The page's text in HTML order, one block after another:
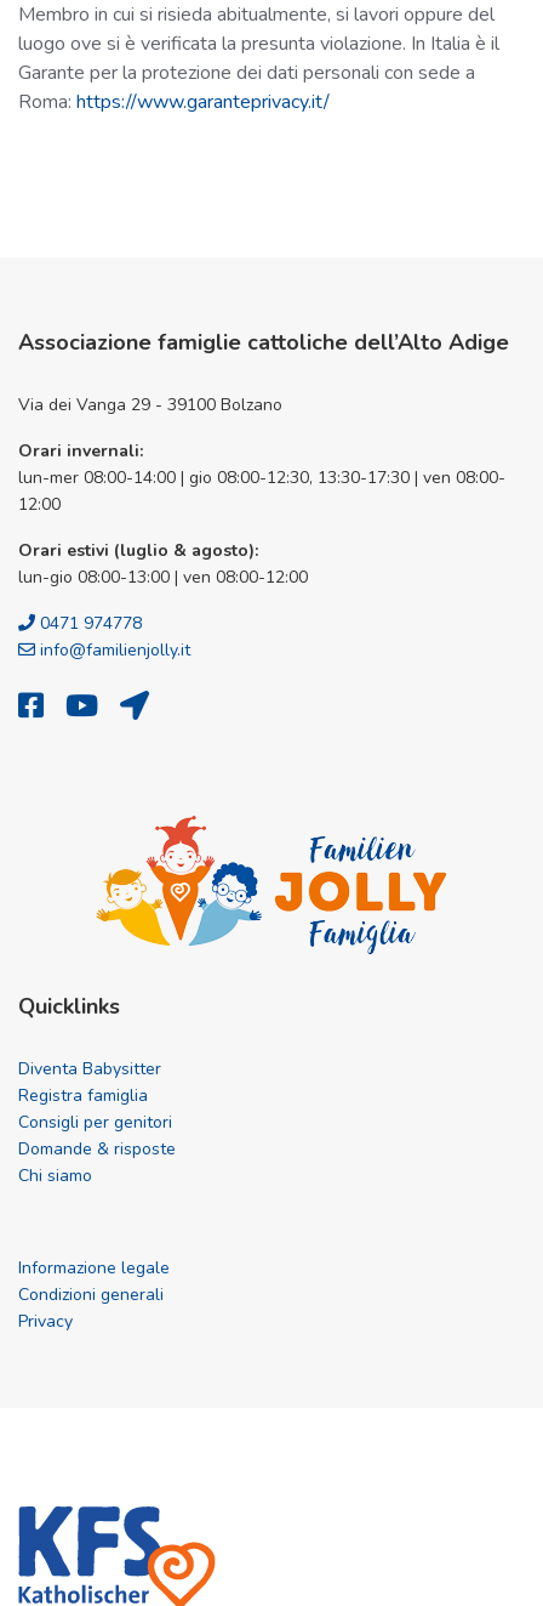
Membro in cui si risieda abitualmente, si lavori oppure del
luogo ove si è verificata la presunta violazione. In Italia è il
Garante per la protezione dei dati personali con sede a
Roma: https://www.garanteprivacy.it/
Associazione famiglie cattoliche dell’Alto Adige
Via dei Vanga 29 - 39100 Bolzano
Orari invernali:
lun-mer 08:00-14:00 | gio 08:00-12:30, 13:30-17:30 | ven 08:00-
12:00
Orari estivi (luglio & agosto):
lun-gio 08:00-13:00 | ven 08:00-12:00
0471 974778
info@familienjolly.it
Quicklinks
Diventa Babysitter
Registra famiglia
Consigli per genitori
Domande & risposte
Chi siamo
Informazione legale
Condizioni generali
Privacy